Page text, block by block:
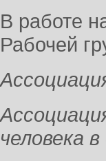
В работе
Рабочей
человека